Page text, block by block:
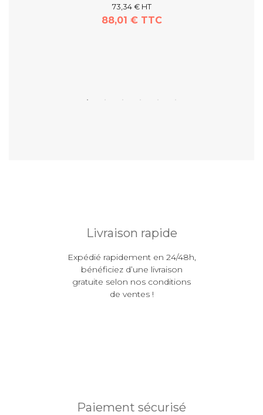
73,34 € HT
88,01 € TTC
Livraison rapide
Expédié rapidement en 24/48h,
bénéficiez d’une livraison
gratuite selon nos conditions
de ventes !
Paiement sécurisé